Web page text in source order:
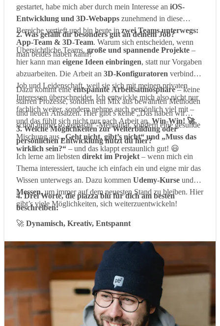
gestartet, habe mich aber durch mein Interesse an iOS-
Entwicklung und 3D-Webapps zunehmend in diese
Bereiche vertieft und bin heute inzwei Teams unterwegs:
App-Team & 3D-Team. Warum sich entscheiden, wenn
man beides haben kann?
2. Was gefällt dir besonders gut an deinem Job?
Übersichtliche Teams, große und spannende Projekte –
hier kann man eigene Ideen einbringen, statt nur Vorgaben
abzuarbeiten. Die Arbeit an 3D-Konfiguratoren verbindet
Job und Leidenschaft, weil sie sich mit meinen privaten
Interessen überschneidet. Ich entwickle mich also nicht nur
fachlich weiter, sondern nehme auch persönlich viel mit –
und das fühlt sich nicht nur nach Arbeit an. Win-Win! 🚀
Dazu kommt eineentspannte Arbeitsatmosphäre– keine
starren Prozesse, sondern ein Mix aus bewährten Methoden
und neuen Ansätzen. Hier gibt’s keine „Das haben wir
schon immer so gemacht“-Mentalität, sondern eine gesunde
Mischung aus„Geht nicht, gibt’s nicht“ und „Muss das
wirklich sein?“ – und das klappt erstaunlich gut! 😃
3. Welche Möglichkeiten zur Weiterbildung oder
persönlichen Entwicklung nutzt du hier?
Ich lerne am liebsten direkt im Projekt – wenn mich ein
Thema interessiert, tauche ich einfach ein und eigne mir das
Wissen unterwegs an. Dazu kommen Udemy-Kurse und
Messen, um immer auf dem neuesten Stand zu bleiben. Hier
gibt’s viele Möglichkeiten, sich weiterzuentwickeln!
4. Drei Worte, die piazza blu für dich am besten
beschreiben:
🚀 Dynamisch, Kreativ, Entspannt